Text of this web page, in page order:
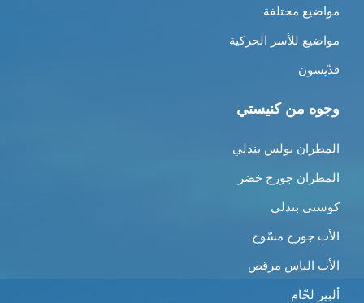
مواضيع مختلفة
مواضيع للأسر الحركية
قدّيسون
وجوه من كنيستي
المطران بولس بندلي
المطران جورج خضر
كوستي بندلي
الأب جورج مسّوح
الأب الياس مرقص
ألبير لحّام